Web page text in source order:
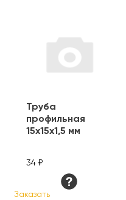
Труба
профильная
15х15х1,5 мм
34 ₽
Заказать